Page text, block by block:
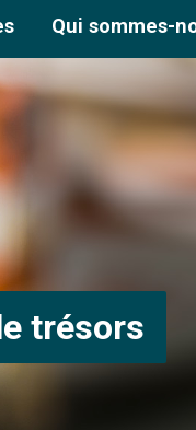
Qui sommes-
trésors